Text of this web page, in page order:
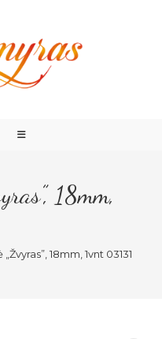
18mm,
18mm, 1vnt 03131